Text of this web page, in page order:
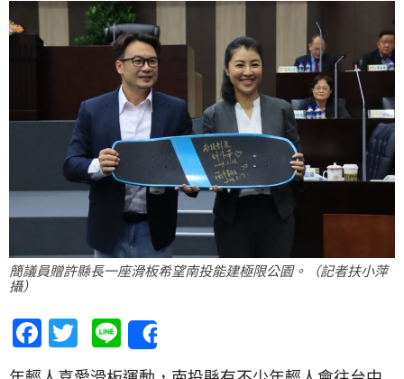
簡議員贈許縣長一座滑板希望南投能建極限公園。（記者扶小萍
攝）
Facebook
Twitter
Line